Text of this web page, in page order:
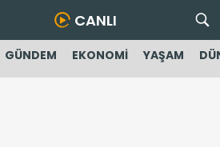
CANLI
GÜNDEM EKONOMİ YAŞAM